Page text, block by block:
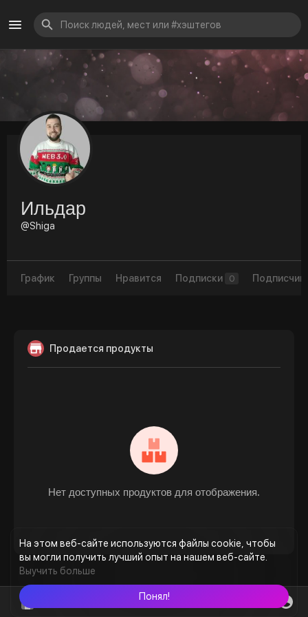
На этом веб-сайте используются файлы cookie, чтобы
вы могли получить лучший опыт на нашем веб-сайте.
Выучить больше
Понял!
Ильдар
@Shiga
График Группы Нравится Подписки 0
Продается продукты
Нет доступных продуктов для отображения.